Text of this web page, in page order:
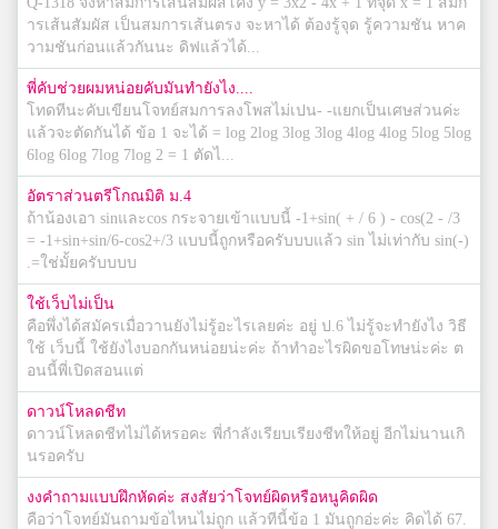
ารเส้นสัมผัส เป็นสมการเส้นตรง จะหาได้ ต้องรู้จุด รู้ความชัน หาค
วามชันก่อนแล้วกันนะ ดิฟแล้วได้...
พี่คับช่วยผมหน่อยคับมันทำยังไง....
โทดทีนะคับเขียนโจทย์สมการลงโพสไม่เปน- -แยกเป็นเศษส่วนค่ะ
แล้วจะตัดกันได้ ข้อ 1 จะได้ = log 2log 3log 3log 4log 4log 5log 5log
6log 6log 7log 7log 2 = 1 ตัดไ...
อัตราส่วนตรีโกณมิติ ม.4
ถ้าน้องเอา sinและcos กระจายเข้าแบบนี้ -1+sin( + / 6 ) - cos(2 - /3
= -1+sin+sin/6-cos2+/3 แบบนี้ถูกหรือครับบบแล้ว sin ไม่เท่ากับ sin(-)
.=ใช่มั้ยครับบบบ
ใช้เว็บไม่เป็น
คือพึ่งได้สมัครเมื่อวานยังไม่รู้อะไรเลยค่ะ อยู่ ป.6 ไม่รู้จะทำยังไง วิธี
ใช้ เว็บนี้ ใช้ยังไงบอกกันหน่อยน่ะค่ะ ถ้าทำอะไรผิดขอโทษน่ะค่ะ ต
อนนี้พี่เปิดสอนแต่
ดาวน์โหลดชีท
ดาวน์โหลดชีทไม่ได้หรอคะ พี่กำลังเรียบเรียงชีทให้อยู่ อีกไม่นานเกิ
นรอครับ
งงคำถามแบบฝึกหัดค่ะ สงสัยว่าโจทย์ผิดหรือหนูคิดผิด
คือว่าโจทย์มันถามข้อไหนไม่ถูก แล้วทีนี้ข้อ 1 มันถูกอ่ะค่ะ คิดได้ 67.